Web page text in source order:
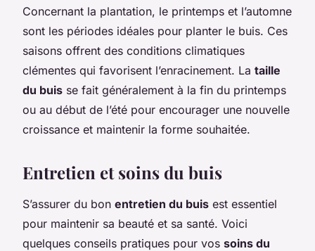
Concernant la plantation, le printemps et l’automne
sont les périodes idéales pour planter le buis. Ces
saisons offrent des conditions climatiques
clémentes qui favorisent l’enracinement. La taille
du buis se fait généralement à la fin du printemps
ou au début de l’été pour encourager une nouvelle
croissance et maintenir la forme souhaitée.
Entretien et soins du buis
S’assurer du bon entretien du buis est essentiel
pour maintenir sa beauté et sa santé. Voici
quelques conseils pratiques pour vos soins du